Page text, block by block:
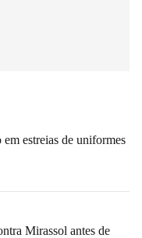
estreias de uniformes
Mirassol antes de